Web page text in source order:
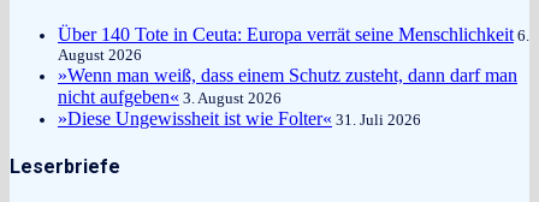
Über 140 Tote in Ceuta: Europa verrät seine Menschlichkeit 6.
August 2026
»Wenn man weiß, dass einem Schutz zusteht, dann darf man
nicht aufgeben« 3. August 2026
»Diese Ungewissheit ist wie Folter« 31. Juli 2026
Leserbriefe